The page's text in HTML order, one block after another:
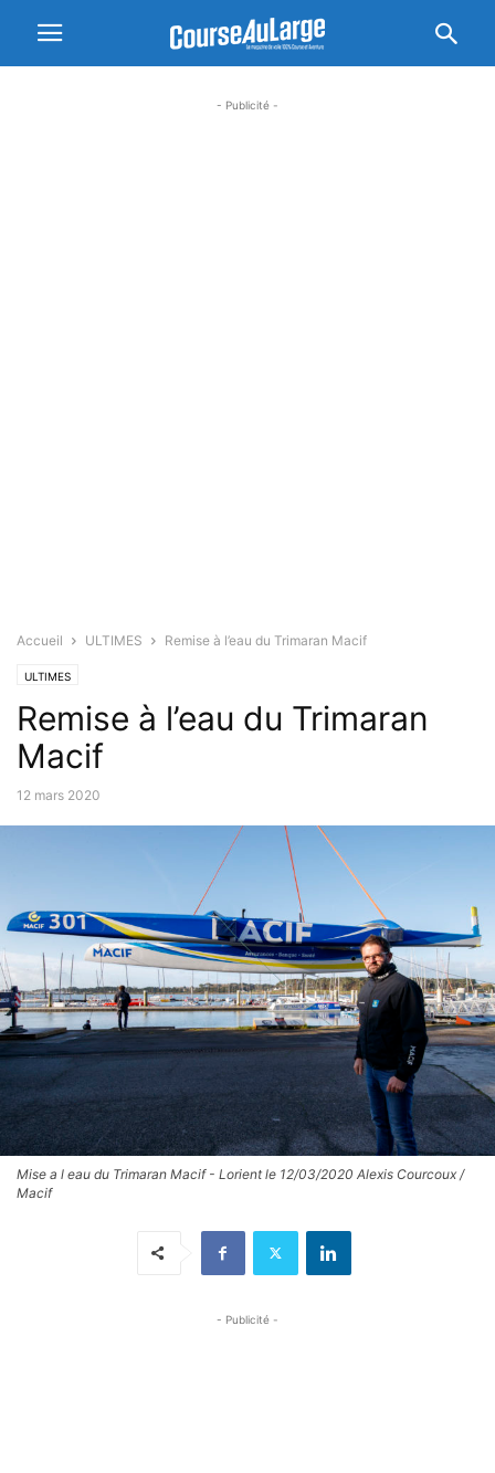
- Publicité -
Accueil ULTIMES Remise à l’eau du Trimaran Macif
ULTIMES
Remise à l’eau du Trimaran
Macif
12 mars 2020
Mise a l eau du Trimaran Macif - Lorient le 12/03/2020 Alexis Courcoux /
Macif
- Publicité -